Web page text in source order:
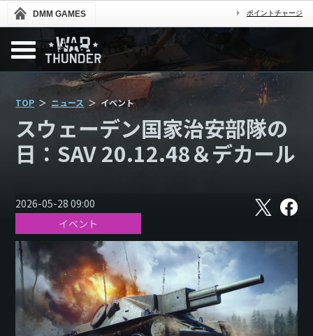
DMM GAMES ポイントチャージ
TOP ニュース イベント
スウェーデン国家治安部隊の
日：SAV 20.12.48＆デカール
2026-05-28 09:00 X フ
ェ
ス
イベント